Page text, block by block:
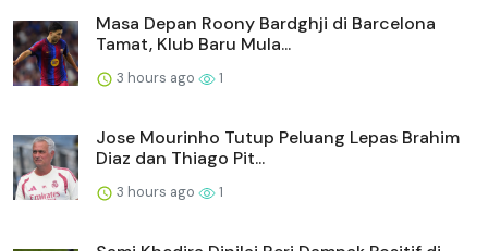
Masa Depan Roony Bardghji di Barcelona
Tamat, Klub Baru Mula...
3 hours ago 1
Jose Mourinho Tutup Peluang Lepas Brahim
Diaz dan Thiago Pit...
3 hours ago 1